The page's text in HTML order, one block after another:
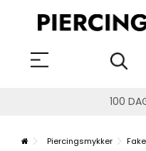
100
Piercingsmykker